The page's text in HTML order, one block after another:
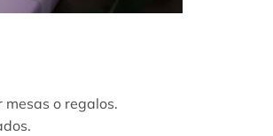
o regalos.